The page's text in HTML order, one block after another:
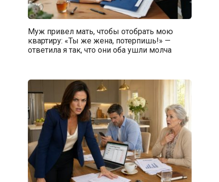
Муж привел мать, чтобы отобрать мою
квартиру: «Ты же жена, потерпишь!» —
ответила я так, что они оба ушли молча